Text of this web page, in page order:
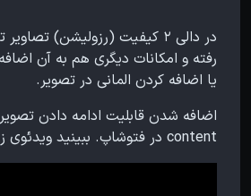
در دالی ۲ کیفیت (رزولیشن)
رفته و امکانات دیگری هم به آن
یا اضافه کردن المانی در تصویر.
content در فتوشاپ. ببینید ویدئوی زیر رو: